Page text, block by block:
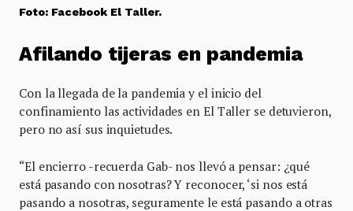
Foto: Facebook El Taller.
Afilando tijeras en pandemia
Con la llegada de la pandemia y el inicio del
confinamiento las actividades en El Taller se detuvieron,
pero no así sus inquietudes.
“El encierro -recuerda Gab- nos llevó a pensar: ¿qué
está pasando con nosotras? Y reconocer, ‘si nos está
pasando a nosotras, seguramente le está pasando a otras